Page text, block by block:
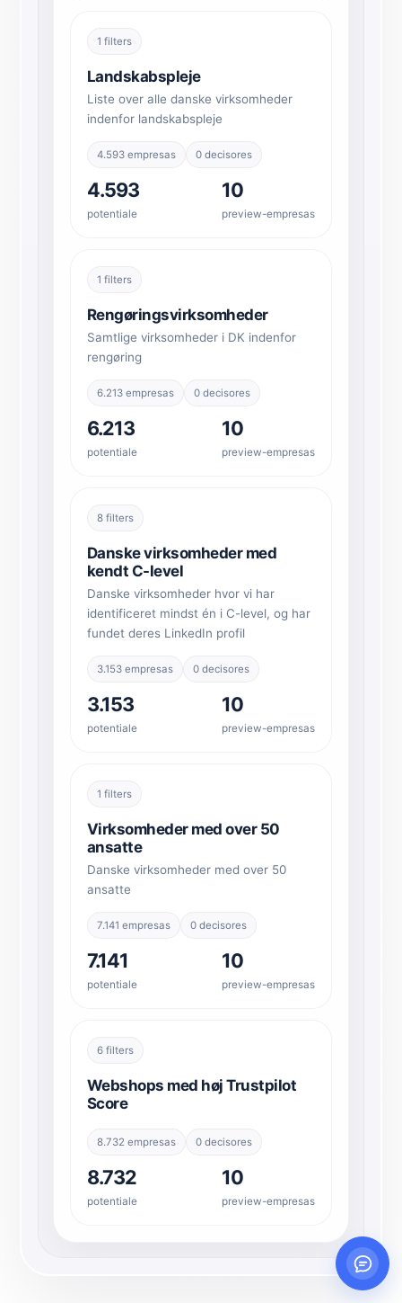
1 filters
Landskabspleje
Liste over alle danske virksomheder
indenfor landskabspleje
4.593 empresas 0 decisores
4.593
potentiale
10
preview-empresas
1 filters
Rengøringsvirksomheder
Samtlige virksomheder i DK indenfor
rengøring
6.213 empresas 0 decisores
6.213
potentiale
10
preview-empresas
8 filters
Danske virksomheder med
kendt C-level
Danske virksomheder hvor vi har
identificeret mindst én i C-level, og har
fundet deres LinkedIn profil
3.153 empresas 0 decisores
3.153
potentiale
10
preview-empresas
1 filters
Virksomheder med over 50
ansatte
Danske virksomheder med over 50
ansatte
7.141 empresas 0 decisores
7.141
potentiale
10
preview-empresas
6 filters
Webshops med høj Trustpilot
Score
8.732 empresas 0 decisores
8.732
potentiale
10
preview-empresas
Chatea con nosotros
AI Campaign Assist